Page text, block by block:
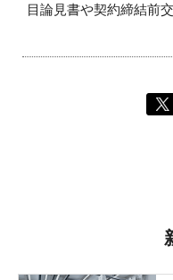
目論見書や契約締結前